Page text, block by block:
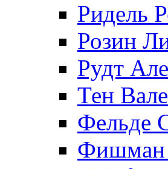
Ридель
Розин
Рудт
Тен
Фельде
Фишман